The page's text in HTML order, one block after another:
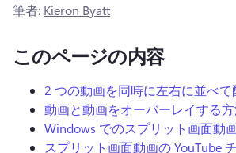
筆者: Kieron Byatt
このページの内容
2 つの動画を同時に左右に並べ
動画と動画をオーバーレイする
Windows でのスプリット画面動
スプリット画面動画の YouTube